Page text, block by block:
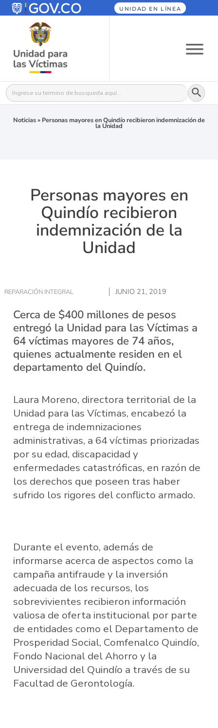
UNIDAD EN LÍNEA
Buscar: Botón
Noticias» Personas mayores en Quindío recibieron indemnización de
la Unidad
Personas mayores en
Quindío recibieron
indemnización de la
Unidad
REPARACIÓN INTEGRAL JUNIO 21, 2019
Cerca de $400 millones de pesos
entregó la Unidad para las Víctimas a
64 víctimas mayores de 74 años,
quienes actualmente residen en el
departamento del Quindío.
Laura Moreno, directora territorial de la
Unidad para las Víctimas, encabezó la
entrega de indemnizaciones
administrativas, a 64 víctimas priorizadas
por su edad, discapacidad y
enfermedades catastróficas, en razón de
los derechos que poseen tras haber
sufrido los rigores del conflicto armado.
Durante el evento, además de
informarse acerca de aspectos como la
campaña antifraude y la inversión
adecuada de los recursos, los
sobrevivientes recibieron información
valiosa de oferta institucional por parte
de entidades como el Departamento de
Prosperidad Social, Comfenalco Quindío,
Fondo Nacional del Ahorro y la
Universidad del Quindío a través de su
Facultad de Gerontología.